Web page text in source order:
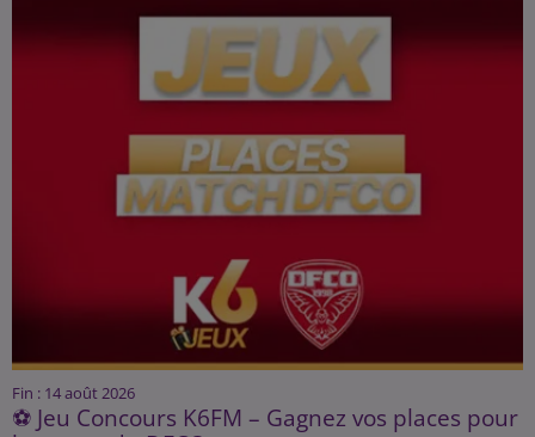
Fin : 14 août 2026
⚽ Jeu Concours K6FM – Gagnez vos places pour